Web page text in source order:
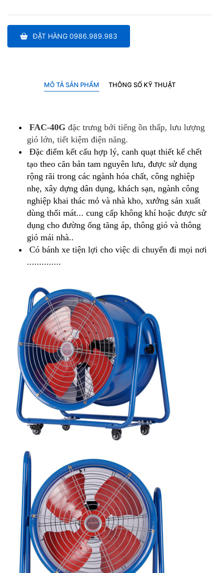
ĐẶT HÀNG 0986.989.983
MÔ TẢ SẢN PHẨM THÔNG SỐ KỸ THUẬT
FAC-40G đặc trưng bởi tiếng ồn thấp, lưu lượng
gió lớn, tiết kiệm điện năng.
Đặc điểm kết cấu hợp lý, canh quạt thiết kế chết
tạo theo căn bản tam nguyên lưu, được sử dụng
rộng rãi trong các ngành hóa chất, công nghiệp
nhẹ, xây dựng dân dụng, khách sạn, ngành công
nghiệp khai thác mỏ và nhà kho, xưởng sản xuất
dùng thổi mát... cung cấp không khí hoặc được sử
dụng cho đường ống tăng áp, thông gió và thông
gió mái nhà..
Có bánh xe tiện lợi cho việc di chuyển đi mọi nơi
..............